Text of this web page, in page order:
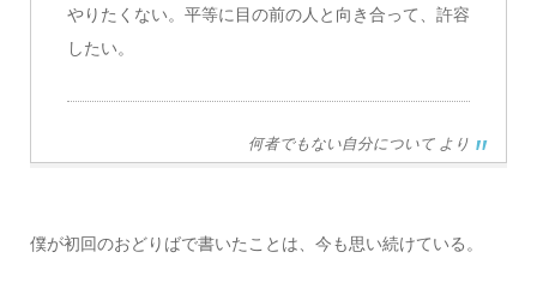
やりたくない。平等に目の前の人と向き合って、許容
したい。
何者でもない自分について より
僕が初回のおどりばで書いたことは、今も思い続けている。